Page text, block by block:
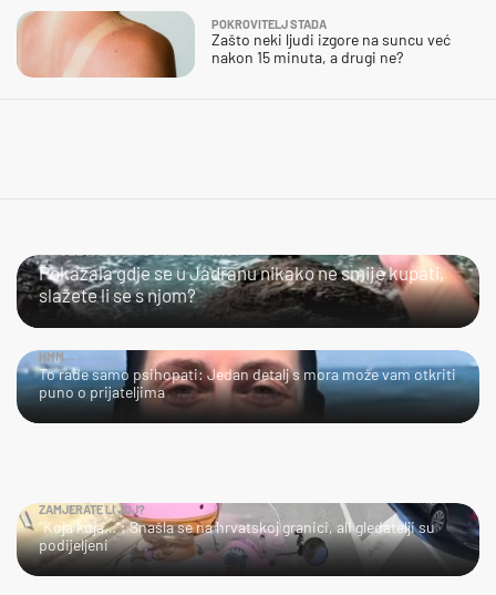
POKROVITELJ STADA
Zašto neki ljudi izgore na suncu već
nakon 15 minuta, a drugi ne?
Pokazala gdje se u Jadranu nikako ne smije kupati,
slažete li se s njom?
HMM…
To rade samo psihopati: Jedan detalj s mora može vam otkriti
puno o prijateljima
ZAMJERATE LI JOJ?
"Koja kuja…": Snašla se na hrvatskoj granici, ali gledatelji su
podijeljeni